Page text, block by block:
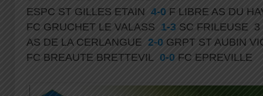
ESPC ST GILLES ETAIN 4-0 F LIBRE AS DU
FC GRUCHET LE VALASS 1-3 SC FRILEUSE 3
AS DE LA CERLANGUE 2-0 GRPT ST AUBIN
FC BREAUTE BRETTEVIL 0-0 FC EPREVILLE